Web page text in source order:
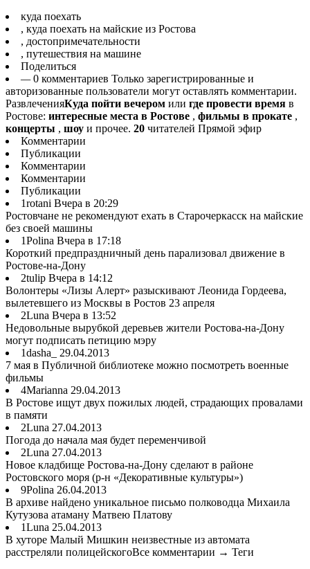
куда поехать
, куда поехать на майские из Ростова
, достопримечательности
, путешествия на машине
Поделиться
—0 комментариев Только зарегистрированные и
авторизованные пользователи могут оставлять комментарии.
РазвлеченияКуда пойти вечером или где провести время в
Ростове: интересные места в Ростове , фильмы в прокате ,
концерты , шоу и прочее. 20 читателей Прямой эфир
Комментарии
Публикации
Комментарии
Комментарии
Публикации
1rotani Вчера в 20:29
Ростовчане не рекомендуют ехать в Старочеркасск на майские
без своей машины
1Polina Вчера в 17:18
Короткий предпраздничный день парализовал движение в
Ростове-на-Дону
2tulip Вчера в 14:12
Волонтеры «Лизы Алерт» разыскивают Леонида Гордеева,
вылетевшего из Москвы в Ростов 23 апреля
2Luna Вчера в 13:52
Недовольные вырубкой деревьев жители Ростова-на-Дону
могут подписать петицию мэру
1dasha_ 29.04.2013
7 мая в Публичной библиотеке можно посмотреть военные
фильмы
4Marianna 29.04.2013
В Ростове ищут двух пожилых людей, страдающих провалами
в памяти
2Luna 27.04.2013
Погода до начала мая будет переменчивой
2Luna 27.04.2013
Новое кладбище Ростова-на-Дону сделают в районе
Ростовского моря (р-н «Декоративные культуры»)
9Polina 26.04.2013
В архиве найдено уникальное письмо полководца Михаила
Кутузова атаману Матвею Платову
1Luna 25.04.2013
В хуторе Малый Мишкин неизвестные из автомата
расстреляли полицейскогоВсе комментарии → Теги